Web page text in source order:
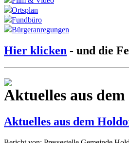
Ortsplan
Fundbüro
Bürgeranregungen
Hier klicken - und die
Aktuelles aus
Aktuelles aus dem